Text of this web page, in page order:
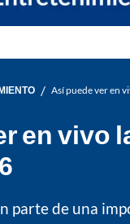
/ Así puede ver en
en vivo
parte de una